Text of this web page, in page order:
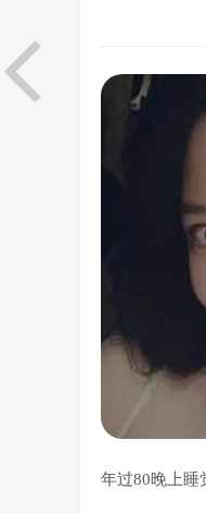
年过80晚上睡